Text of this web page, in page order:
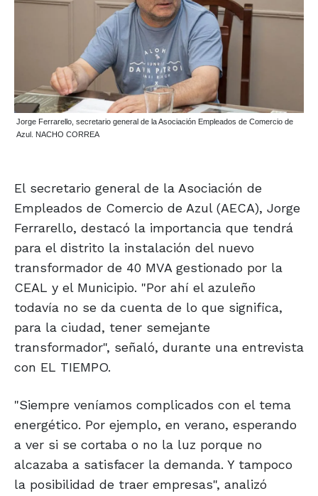
Jorge Ferrarello, secretario general de la Asociación Empleados de Comercio de
Azul. NACHO CORREA
El secretario general de la Asociación de
Empleados de Comercio de Azul (AECA), Jorge
Ferrarello, destacó la importancia que tendrá
para el distrito la instalación del nuevo
transformador de 40 MVA gestionado por la
CEAL y el Municipio. "Por ahí el azuleño
todavía no se da cuenta de lo que significa,
para la ciudad, tener semejante
transformador", señaló, durante una entrevista
con EL TIEMPO.
"Siempre veníamos complicados con el tema
energético. Por ejemplo, en verano, esperando
a ver si se cortaba o no la luz porque no
alcazaba a satisfacer la demanda. Y tampoco
la posibilidad de traer empresas", analizó